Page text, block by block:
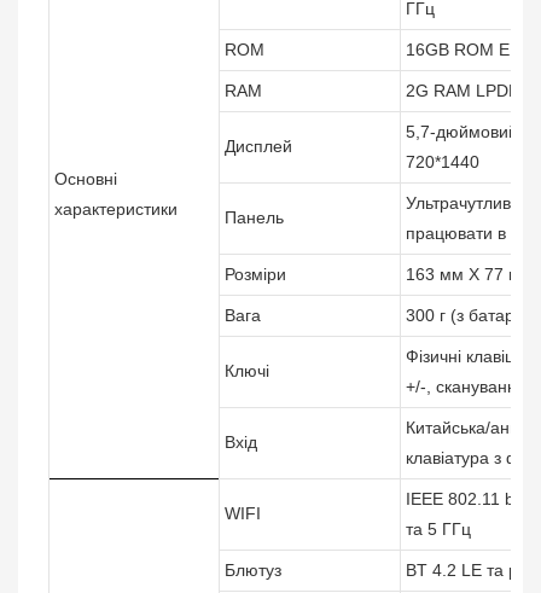
Основні
характеристики
ГГц
ROM 16GB ROM
RAM 2G RAM LPDDR3
Дисплей
5,7-дюймовий
720*1440
Панель
працювати в
Розміри 163 мм X 77 мм
Вага 300 г (з
Ключі
Фізичні
+/-, сканування
Вхід
Китайська/
клавіатура з
WIFI
IEEE 802.11 b/g/
та 5 ГГц
Блютуз BT 4.2 LE та